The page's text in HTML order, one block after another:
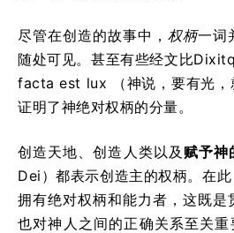
尽管在创造的故事中，权柄一词
随处可见。甚至有些经文比
facta est lux （神说，要有光，
证明了神绝对权柄的分量。
创造天地、创造人类以及 赋予神
Dei）都表示创造主的权柄。在
拥有绝对权柄和能力者，这既是
也对神人之间的正确关系至关